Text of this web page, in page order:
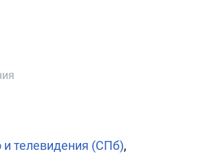
и телевидения (СПб),